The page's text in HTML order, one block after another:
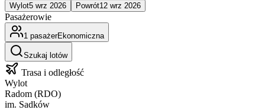
Wylot5 wrz 2026 Powrót12 wrz 2026
Pasażerowie
1 pasażerEkonomiczna
Szukaj lotów
Trasa i odległość
Wylot
Radom (RDO)
im. Sadków